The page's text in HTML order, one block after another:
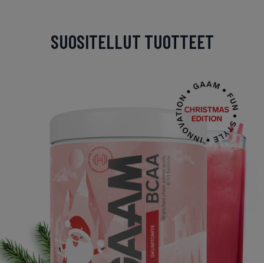
SUOSITELLUT TUOTTEET